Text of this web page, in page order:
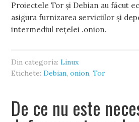
Proiectele Tor și Debian au făcut
asigura furnizarea serviciilor și
intermediul rețelei .onion.
Din categoria:Linux
Etichete:Debian,onion,Tor
De ce nu este